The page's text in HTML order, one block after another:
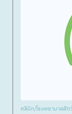
คลินิก/โรงพยาบาลสัต